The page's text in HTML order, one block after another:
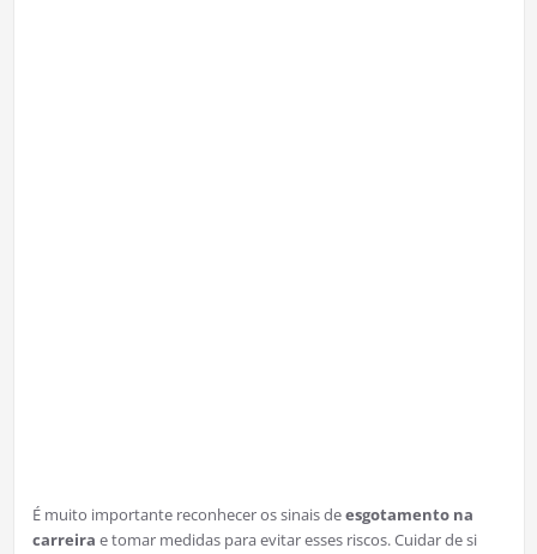
É muito importante reconhecer os sinais deesgotamento na
carreira e tomar medidas para evitar esses riscos. Cuidar de si